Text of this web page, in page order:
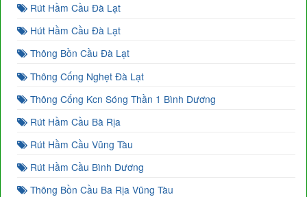
Rút Hầm Cầu Đà Lạt
Hút Hầm Cầu Đà Lạt
Thông Bồn Cầu Đà Lạt
Thông Cống Nghẹt Đà Lạt
Thông Cống Kcn Sóng Thần 1 Bình Dương
Rút Hầm Cầu Bà Rịa
Rút Hầm Cầu Vũng Tàu
Rút Hầm Cầu Bình Dương
Thông Bồn Cầu Ba Rịa Vũng Tàu